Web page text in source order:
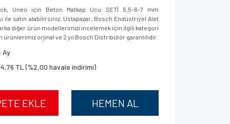
Uneo için Beton Matkap Ucu SETİ 5,5-6-7 mm
ile satın alabilirsiniz. Ustapazar, Bosch Endüstriyel Alet
diğer ürün modellerimizi incelemek için ilgili kategori
ürünlerimiz orjinal ve 2 yıl Bosch Distribütör garantilidir.
Ay
TL (%2,00 havale indirimi)
EKLE HEMEN AL